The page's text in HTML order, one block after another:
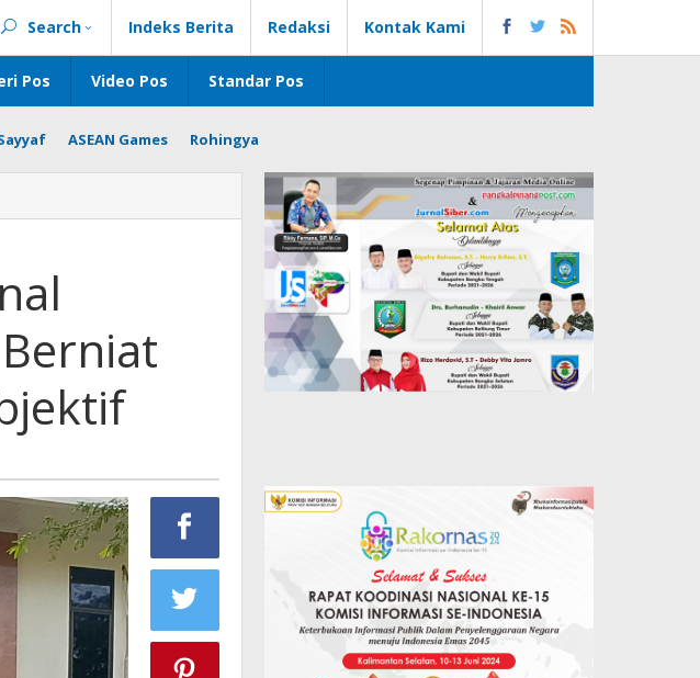
Search Indeks Berita Redaksi Kontak Kami
Pos Video Pos Standar Pos
ASEAN Games Rohingya